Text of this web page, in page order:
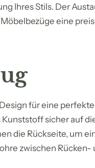
Ihres Stils. Der
eine
für eine
sicher auf
die Rückseite, um
zwischen Rücken-